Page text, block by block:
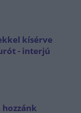
kísérve
- interjú